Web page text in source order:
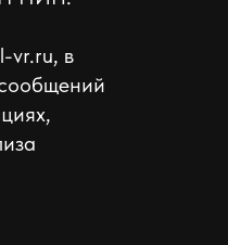
vr.ru, в